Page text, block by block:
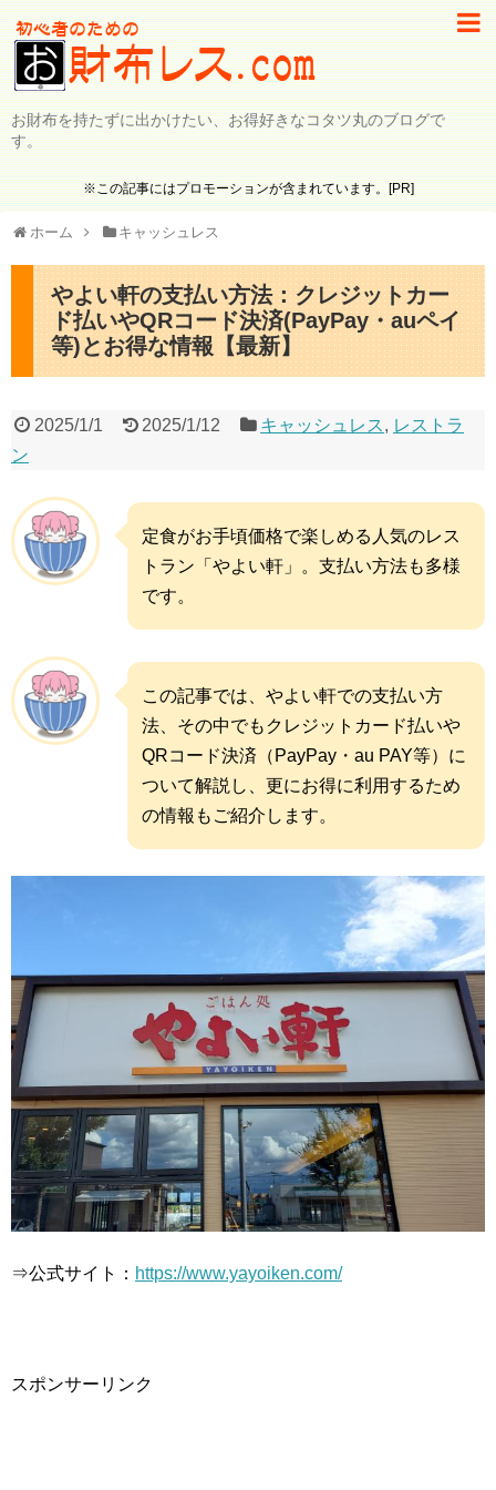
お財布を持たずに出かけたい、お得好きなコタツ丸のブログで
す。
※この記事にはプロモーションが含まれています。[PR]
ホーム キャッシュレス
やよい軒の支払い方法：クレジットカー
ド払いやQRコード決済(PayPay・auペイ
等)とお得な情報【最新】
2025/1/1 2025/1/12 キャッシュレス, レストラ
ン
定食がお手頃価格で楽しめる人気のレス
トラン「やよい軒」。支払い方法も多様
です。
この記事では、やよい軒での支払い方
法、その中でもクレジットカード払いや
QRコード決済（PayPay・au PAY等）に
ついて解説し、更にお得に利用するため
の情報もご紹介します。
⇒公式サイト： https://www.yayoiken.com/
スポンサーリンク